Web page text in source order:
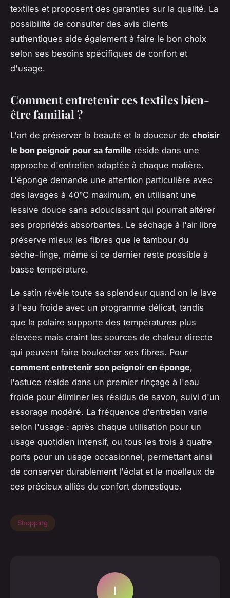
textiles et proposent des garanties sur la qualité. La
possibilité de consulter des avis clients
authentiques aide également à faire le bon choix
selon ses besoins spécifiques de confort et
d'usage.
Comment entretenir ces textiles bien-
être familial ?
L'art de préserver la beauté et la douceur de choisir
le bon peignoir pour sa famille réside dans une
approche d'entretien adaptée à chaque matière.
L'éponge demande une attention particulière avec
des lavages à 40°C maximum, en utilisant une
lessive douce sans adoucissant qui pourrait altérer
ses propriétés absorbantes. Le séchage à l'air libre
préserve mieux les fibres que le tambour du
sèche-linge, même si ce dernier reste possible à
basse température.
Le satin révèle toute sa splendeur quand on le lave
à l'eau froide avec un programme délicat, tandis
que la polaire supporte des températures plus
élevées mais craint les sources de chaleur directe
qui peuvent faire boulocher ses fibres. Pour
comment entretenir son peignoir en éponge,
l'astuce réside dans un premier rinçage à l'eau
froide pour éliminer les résidus de savon, suivi d'un
essorage modéré. La fréquence d'entretien varie
selon l'usage : après chaque utilisation pour un
usage quotidien intensif, ou tous les trois à quatre
ports pour un usage occasionnel, permettant ainsi
de conserver durablement l'éclat et le moelleux de
ces précieux alliés du confort domestique.
Shopping
I